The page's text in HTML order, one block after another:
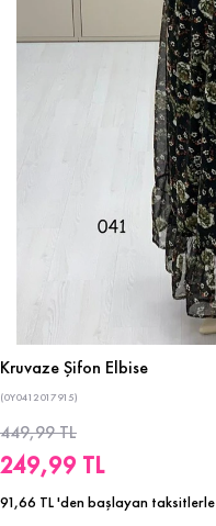
Kruvaze Şifon Elbise
(0Y0412017915)
449,99 TL
249,99 TL
91,66 TL'den başlayan taksitlerle